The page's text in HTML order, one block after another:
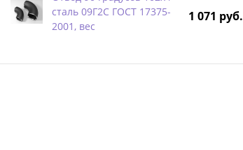
сталь 09Г2С ГОСТ 17375-
2001, вес
1 071 руб.